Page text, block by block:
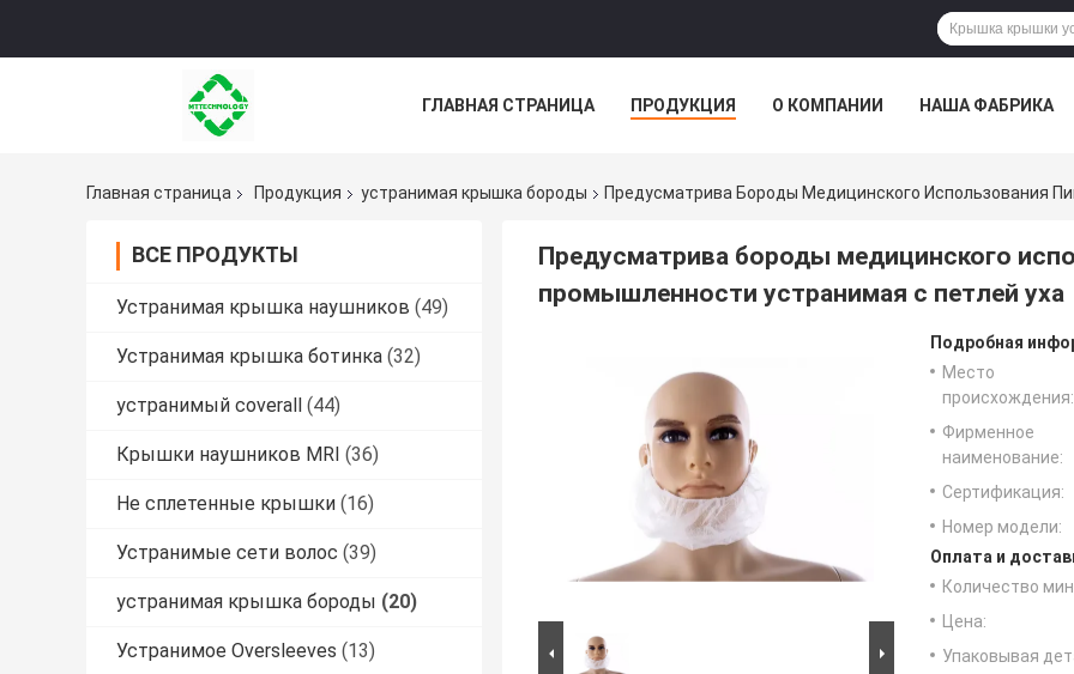
ГЛАВНАЯ СТРАНИЦА ПРОДУКЦИЯ О КОМПАНИИ НАША ФАБРИКА
Главная страница
Продукция устранимая крышка бороды Предусматрива Бороды Медицинского Использования
ВСЕ ПРОДУКТЫ
Устранимая крышка наушников (49)
Устранимая крышка ботинка (32)
устранимый coverall (44)
Крышки наушников MRI (36)
Не сплетенные крышки (16)
Устранимые сети волос (39)
устранимая крышка бороды (20)
Устранимое Oversleeves (13)
Предусматрива бороды медицинского
промышленности устранимая с петлей уха
Подробная
Место
происхождения:
Фирменное
наименование:
Сертификация:
Номер модели:
Оплата и
Количество
Цена:
Упаковывая